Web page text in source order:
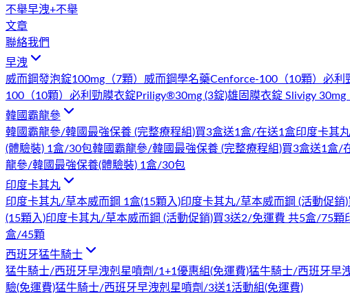
不舉早洩+不舉
文章
聯絡我們
早洩
威而鋼發泡錠100mg（7顆） 威而鋼學名藥Cenforce-100（10顆） 必利
100（10顆） 必利勁膜衣錠Priligy®30mg (3錠)雄固膜衣錠 Slivigy 30mg
韓國霸龍參
韓國霸龍參/韓國最強保養 (完整療程組)買3盒送1盒/在送1盒印度卡其
(體驗裝) 1盒/30包韓國霸龍參/韓國最強保養 (完整療程組)買3盒送1盒/
龍參/韓國最強保養(體驗裝) 1盒/30包
印度卡其丸
印度卡其丸/草本威而鋼 1盒(15顆入)印度卡其丸/草本威而鋼 (活動促
(15顆入)印度卡其丸/草本威而鋼 (活動促銷)買3送2/免運費 共5盒/75顆
盒/45顆
西班牙猛牛騎士
猛牛騎士/西班牙早洩剋星噴劑/1+1優惠組(免運費)猛牛騎士/西班牙早
驗(免運費)猛牛騎士/西班牙早洩剋星噴劑/3送1活動組(免運費)